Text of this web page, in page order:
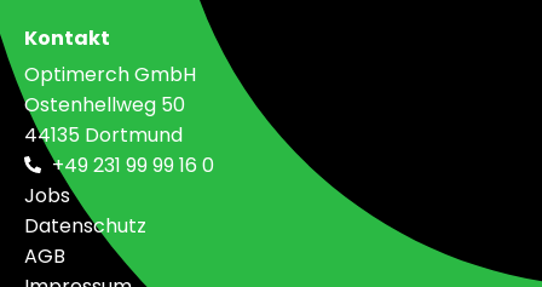
Kontakt
Optimerch GmbH
Ostenhellweg 50
44135 Dortmund
+49 231 99 99 16 0
Jobs
Datenschutz
AGB